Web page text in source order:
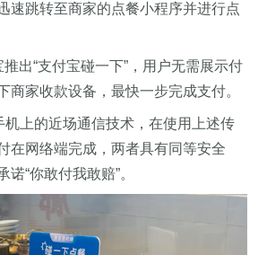
速跳转至商家的点餐小程序并进行点
出“支付宝碰一下”，用户无需展示付
商家收款设备，最快一步完成支付。
机上的近场通信技术，在使用上述传
在网络端完成，两者具有同等安全
“你敢付我敢赔”。